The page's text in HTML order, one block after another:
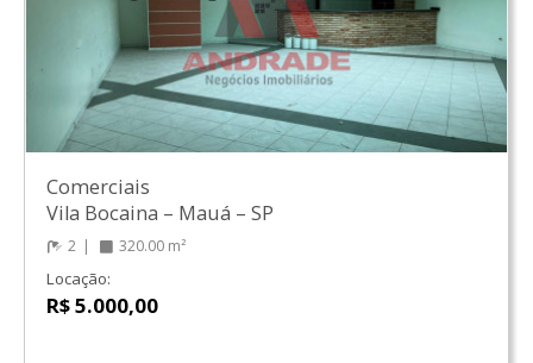
Comerciais
Vila Bocaina – Mauá – SP
2 320.00 m²
Locação:
R$ 5.000,00